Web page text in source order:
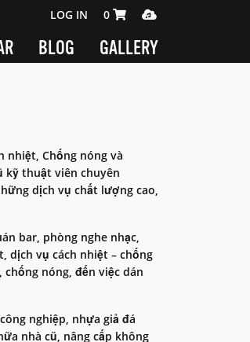
BLOG GALLERY
LOG IN SHOPPING CART 0 ITEMS
0 MEDIA PLAYER
nhiệt, Chống nóng và
kỹ thuật viên chuyên
dịch vụ chất lượng cao,
bar, phòng nghe nhạc,
dịch vụ cách nhiệt – chống
nóng, đến việc dán
nghiệp, nhựa giả đá
nhà cũ, nâng cấp không